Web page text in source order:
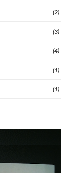
(2)
(3)
(4)
(1)
(1)